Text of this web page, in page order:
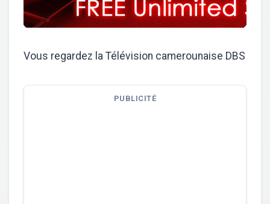
Vous regardez la Télévision camerounaise DBS
PUBLICITÉ